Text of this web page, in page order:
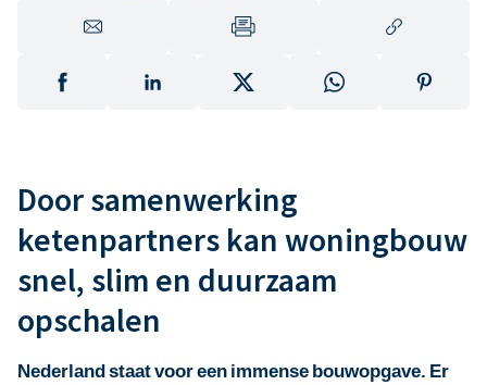
Door samenwerking
ketenpartners kan woningbouw
snel, slim en duurzaam
opschalen
Nederland staat voor een immense bouwopgave. Er